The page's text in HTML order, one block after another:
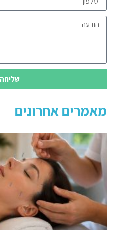
שליחה
מאמרים אחרונים